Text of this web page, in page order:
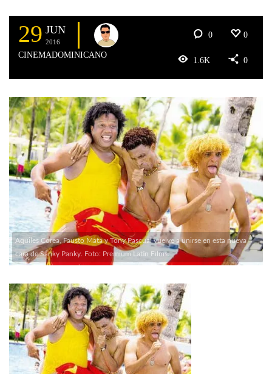
29 JUN
2016
CINEMADOMINICANO
0 0
1.6K 0
Aquiles Corea, Fausto Mata y Tony Pascual vuelve a unirse en esta nueva
cara de Sanky Panky. Foto: Premium Latin Films.